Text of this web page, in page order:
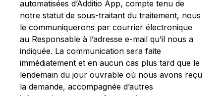
automatisées d’Additio App, compte tenu de
notre statut de sous-traitant du traitement, nous
le communiquerons par courrier électronique
au Responsable à l’adresse e-mail qu’il nous a
indiquée. La communication sera faite
immédiatement et en aucun cas plus tard que le
lendemain du jour ouvrable où nous avons reçu
la demande, accompagnée d’autres